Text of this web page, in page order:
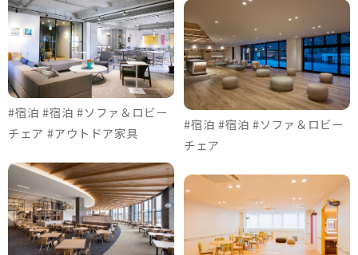
#宿泊 #宿泊 #ソファ＆ロビー
チェア #アウトドア家具
#宿泊 #宿泊 #ソファ＆ロビー
チェア